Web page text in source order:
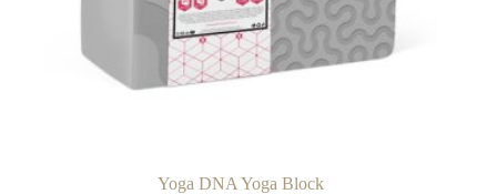
Yoga DNA Yoga Block